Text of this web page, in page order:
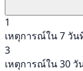
1
เหตุการณ์ใน 7 วั
3
เหตุการณ์ใน 30 วั